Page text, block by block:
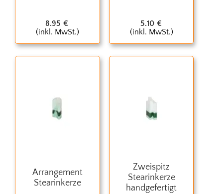
8.95 €
(inkl. MwSt.)
5.10 €
(inkl. MwSt.)
Arrangement
Stearinkerze
Zweispitz
Stearinkerze
handgefertigt